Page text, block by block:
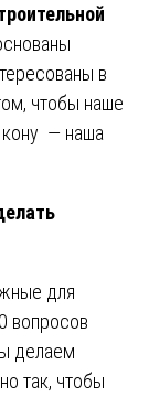
в
чтобы наше
кону — наша
для
вопросов
делаем
так, чтобы